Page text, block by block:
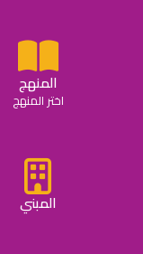
المنهج
اختر المنهج
المبني